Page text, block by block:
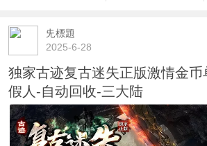
兂標題
2025-6-28
独家古迹复古迷失正版激情金
假人-自动回收-三大陆